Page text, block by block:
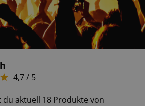
4,7 / 5
aktuell 18 Produkte von